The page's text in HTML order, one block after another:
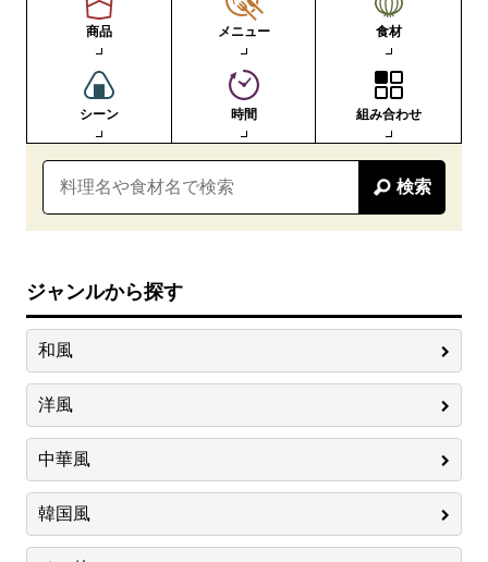
商品 メニュー 食材
シーン 時間 組み合わせ
検索
ジャンルから探す
和風
洋風
中華風
韓国風